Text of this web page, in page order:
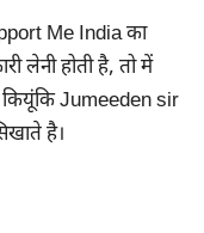
Me India का
लेनी होती है, तो में
Jumeeden sir
है।